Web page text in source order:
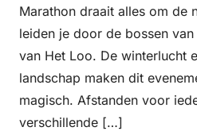
Marathon draait alles om de
leiden je door de bossen
van Het Loo. De winterlucht
landschap maken dit
magisch. Afstanden voor
verschillende […]